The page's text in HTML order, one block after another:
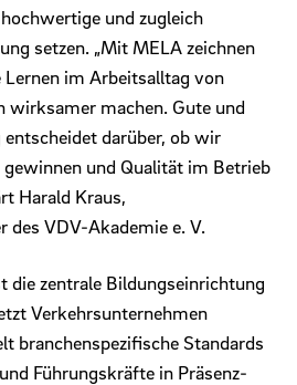
und zugleich
setzen. „Mit MELA zeichnen
im Arbeitsalltag von
wirksamer machen. Gute und
darüber, ob wir
und Qualität im Betrieb
Harald Kraus,
des VDV-Akademie e. V.
die zentrale Bildungseinrichtung
Verkehrsunternehmen
branchenspezifische Standards
Führungskräfte in Präsenz-